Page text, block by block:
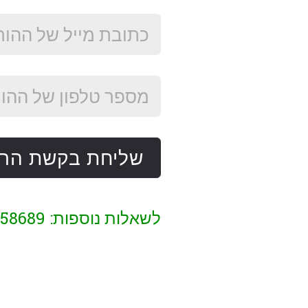
שליחת בקשת
לשאלות נוספות: 053-2458689 eshkar.com [שטרודל] sadna